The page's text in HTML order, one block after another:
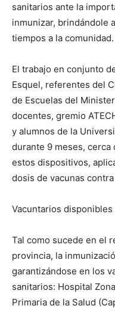
sanitarios ante la
inmunizar, brindándole
tiempos a la comunidad.
El trabajo en conjunto
Esquel, referentes del
de Escuelas del
docentes, gremio
y alumnos de la
durante 9 meses, cerca
estos dispositivos,
dosis de vacunas
Vacuntarios disponibles
Tal como sucede en el
provincia, la
garantizándose en los
sanitarios: Hospital
Primaria de la Salud